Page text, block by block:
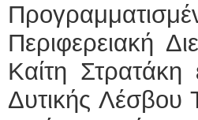
Περιφερειακή
Καίτη
Δυτικής Λέσβου